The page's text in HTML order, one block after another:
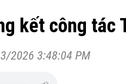
kết công tác
2026 3:48:04 PM